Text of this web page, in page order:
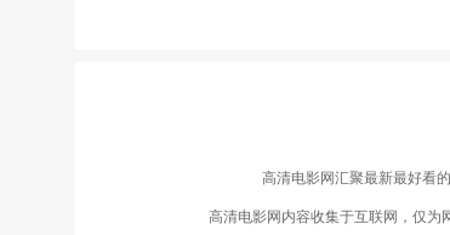
高清电影网汇聚最新最好看
高清电影网内容收集于互联网，仅为